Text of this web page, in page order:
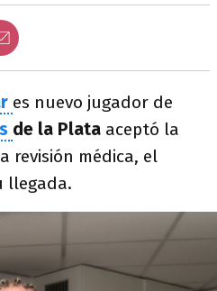
es nuevo jugador de
de la Plata aceptó la
revisión médica, el
llegada.